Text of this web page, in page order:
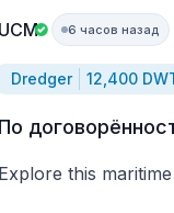
UCM 6 часов назад
Dredger 12,400
По
Explore this